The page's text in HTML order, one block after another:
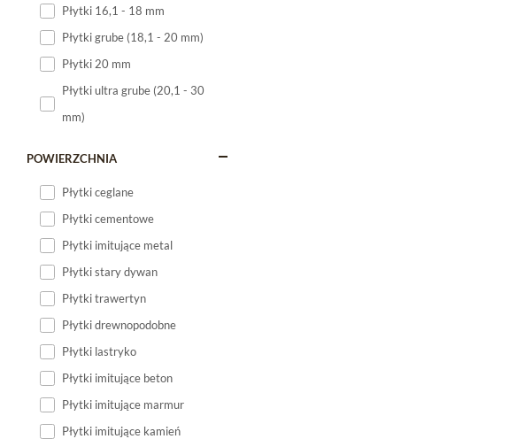
Płytki małe
Płytki 16,1 - 18 mm
Płytki grube (18,1 - 20 mm)
Płytki 20 mm
Płytki ultra grube (20,1 - 30
mm)
POWIERZCHNIA
Płytki ceglane
Płytki cementowe
Płytki imitujące metal
Płytki stary dywan
Płytki trawertyn
Płytki drewnopodobne
Płytki lastryko
Płytki imitujące beton
Płytki imitujące marmur
Płytki imitujące kamień